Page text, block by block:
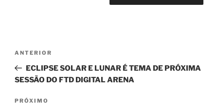
Post
Post
anterior
ANTERIOR
ECLIPSE SOLAR E LUNAR É TEMA DE PRÓXIMA
SESSÃO DO FTD DIGITAL ARENA
Próximo
PRÓXIMO